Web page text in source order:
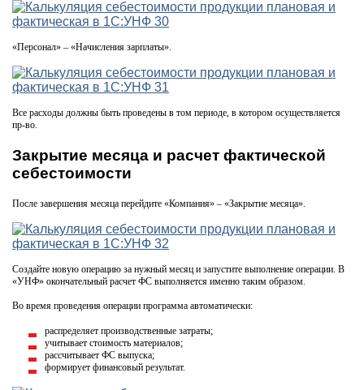
«Персонал» – «Начисления зарплаты».
Все расходы должны быть проведены в том периоде, в котором осуществляется
пр-во.
Закрытие месяца и расчет фактической
себестоимости
После завершения месяца перейдите «Компания» – «Закрытие месяца».
Создайте новую операцию за нужный месяц и запустите выполнение операции. В
«УНФ» окончательный расчет ФС выполняется именно таким образом.
Во время проведения операции программа автоматически:
распределяет производственные затраты;
учитывает стоимость материалов;
рассчитывает ФС выпуска;
формирует финансовый результат.